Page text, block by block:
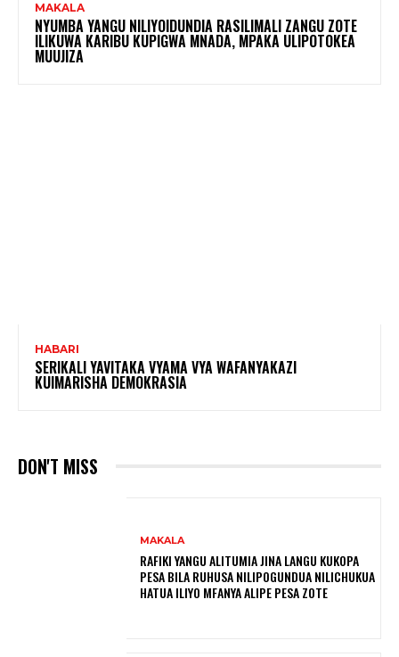
MAKALA
NYUMBA YANGU NILIYOIDUNDIA RASILIMALI ZANGU ZOTE
ILIKUWA KARIBU KUPIGWA MNADA, MPAKA ULIPOTOKEA
MUUJIZA
HABARI
SERIKALI YAVITAKA VYAMA VYA WAFANYAKAZI
KUIMARISHA DEMOKRASIA
DON'T MISS
MAKALA
RAFIKI YANGU ALITUMIA JINA LANGU KUKOPA
PESA BILA RUHUSA NILIPOGUNDUA NILICHUKUA
HATUA ILIYO MFANYA ALIPE PESA ZOTE